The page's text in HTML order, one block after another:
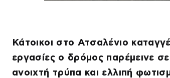
Κάτοικοι στο Ατσαλένιο
εργασίες ο δρόμος παρέμεινε
ανοιχτή τρύπα και ελλιπή